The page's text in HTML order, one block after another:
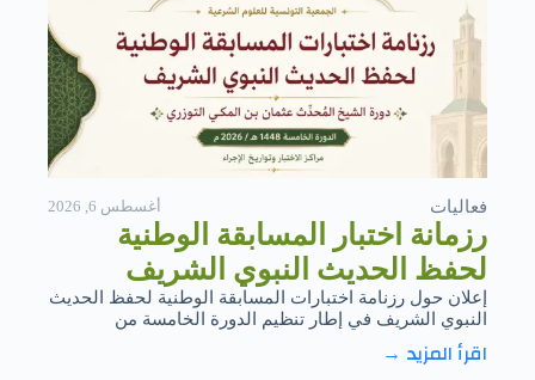
فعاليات أغسطس 6, 2026
رزمانة اختبار المسابقة الوطنية
لحفظ الحديث النبوي الشريف
إعلان حول رزنامة اختبارات المسابقة الوطنية لحفظ الحديث
النبوي الشريف في إطار تنظيم الدورة الخامسة من
المسابقة الوطنية لحفظ الحديث النبوي الشريف، دورة
الشيخ المُحدِّث عثمان بن المكي التوزري، وبمناسبة ذكرى
اقرأ المزيد →